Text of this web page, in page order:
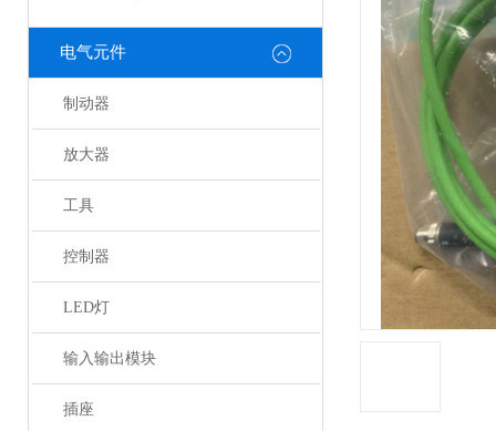
电气元件
制动器
放大器
工具
控制器
LED灯
输入输出模块
插座